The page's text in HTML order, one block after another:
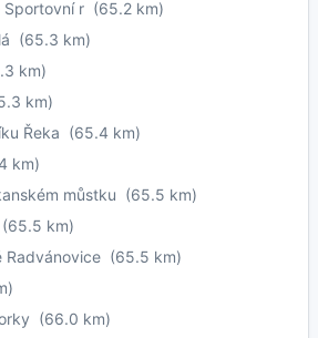
Sportovní r (65.2 km)
(65.3 km)
km)
km)
Řeka (65.4 km)
km)
můstku (65.5 km)
(65.5 km)
Radvánovice (65.5 km)
(66.0 km)